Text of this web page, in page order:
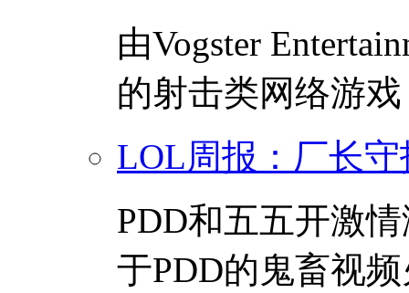
由Vogster
的射击类网络游
LOL周报：厂长守
PDD和五五开激
于PDD的鬼畜视